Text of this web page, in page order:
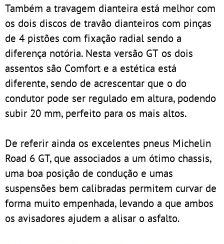
Também a travagem dianteira está melhor com
os dois discos de travão dianteiros com pinças
de 4 pistões com fixação radial sendo a
diferença notória. Nesta versão GT os dois
assentos são Comfort e a estética está
diferente, sendo de acrescentar que o do
condutor pode ser regulado em altura, podendo
subir 20 mm, perfeito para os mais altos.
De referir ainda os excelentes pneus Michelin
Road 6 GT, que associados a um ótimo chassis,
uma boa posição de condução e umas
suspensões bem calibradas permitem curvar de
forma muito empenhada, levando a que ambos
os avisadores ajudem a alisar o asfalto.